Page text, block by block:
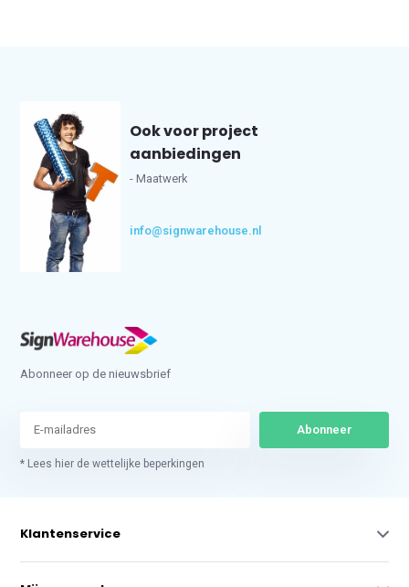
Ook voor project
aanbiedingen
- Maatwerk
info@signwarehouse.nl
Abonneer op de nieuwsbrief
Abonneer
* Lees hier de wettelijke beperkingen
Klantenservice